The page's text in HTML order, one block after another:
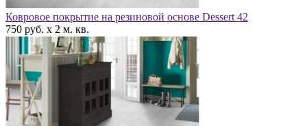
Ковровое покрытие на резиновой основе Dessert 42
750 руб. x 2 м. кв.